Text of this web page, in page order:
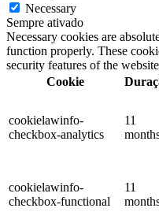
Necessary
Sempre ativado
Necessary cookies are
function properly. These
security features of the
Cookie
cookielawinfo-
checkbox-analytics
11
cookielawinfo-
checkbox-functional
11